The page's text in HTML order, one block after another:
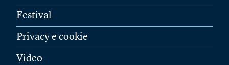
Festival
Privacy e cookie
Video